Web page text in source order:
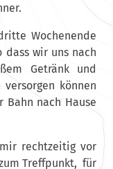
Wochenende
dass wir uns nach
Getränk und
können
Bahn nach Hause
rechtzeitig vor
Treffpunkt, für